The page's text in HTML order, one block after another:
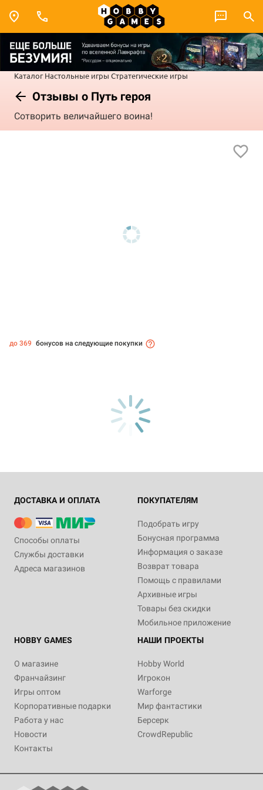
Каталог Настольные игры Стратегические игры
Отзывы о Путь героя
Сотворить величайшего воина!
до 369 бонусов на следующие покупки
ДОСТАВКА И ОПЛАТА
Способы оплаты
Службы доставки
Адреса магазинов
ПОКУПАТЕЛЯМ
Подобрать игру
Бонусная программа
Информация о заказе
Возврат товара
Помощь с правилами
Архивные игры
Товары без скидки
Мобильное приложение
HOBBY GAMES
О магазине
Франчайзинг
Игры оптом
Корпоративные подарки
Работа у нас
Новости
Контакты
НАШИ ПРОЕКТЫ
Hobby World
Игрокон
Warforge
Мир фантастики
Берсерк
CrowdRepublic